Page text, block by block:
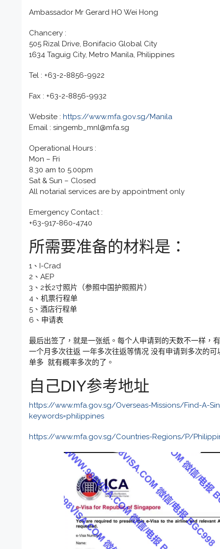
Ambassador Mr Gerard HO Wei Hong
Chancery :
505 Rizal Drive, Bonifacio Global City
1634 Taguig City, Metro Manila, Philippines
Tel : +63-2-8856-9922
Fax : +63-2-8856-9932
Website : https://www.mfa.gov.sg/Manila
Email : singemb_mnl@mfa.sg
Operational Hours :
Mon – Fri
8.30 am to 5.00pm
Sat & Sun – Closed
All notarial services are by appointment only
Emergency Contact :
+63-917-860-4740
所需要准备的材料是：
1、I-Crad
2、AEP
3、2长2寸照片（参照中国护照照片）
4、机票行程单
5、酒店行程单
6、申请表
最后出签了，就是一张纸。每个人申请到的天数不一样，
一个月多次往返 一年多次往返等情况 没有申请到多次的
单多 就有概率多次的了。
自己DIY参考地址
https://www.mfa.gov.sg/Overseas-Missions/Find-A-
keywords=philippines
https://www.mfa.gov.sg/Countries-Regions/P/